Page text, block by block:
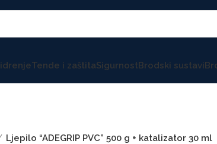
Tende i zaštitaSigurnostBrodski sustavi
Ljepilo “ADEGRIP PVC” 500 g + katalizator 30 ml